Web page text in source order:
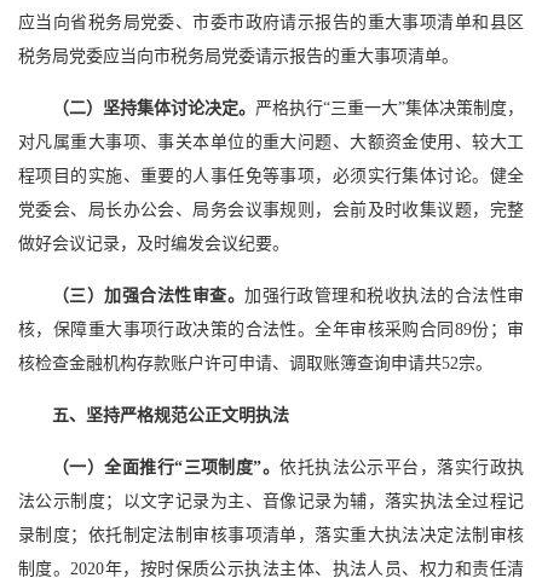
应当向省税务局党委、市委市政府请示报告的重大事项清单和县区
税务局党委应当向市税务局党委请示报告的重大事项清单。
（二）坚持集体讨论决定。 严格执行“三重一大”集体决策制度，
对凡属重大事项、事关本单位的重大问题、大额资金使用、较大工
程项目的实施、重要的人事任免等事项，必须实行集体讨论。健全
党委会、局长办公会、局务会议事规则，会前及时收集议题，完整
做好会议记录，及时编发会议纪要。
（三）加强合法性审查。加强行政管理和税收执法的合法性审
核，保障重大事项行政决策的合法性。全年审核采购合同89份；审
核检查金融机构存款账户许可申请、调取账簿查询申请共52宗。
五、坚持严格规范公正文明执法
（一）全面推行“三项制度”。依托执法公示平台，落实行政执
法公示制度；以文字记录为主、音像记录为辅，落实执法全过程记
录制度；依托制定法制审核事项清单，落实重大执法决定法制审核
制度。2020年，按时保质公示执法主体、执法人员、权力和责任清